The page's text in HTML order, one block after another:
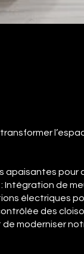
apaisantes pour
Intégration de
électriques
des
moderniser